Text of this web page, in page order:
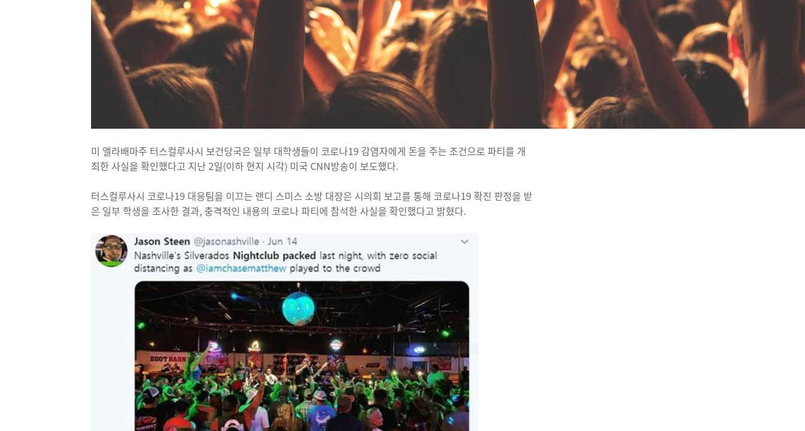
미 앨라배마주 터스컬루사시 보건당국은 일부 대학생들이 코로나19 감염자에게 돈을 주는 조건으로 파티를 개
최한 사실을 확인했다고 지난 2일(이하 현지 시각) 미국 CNN방송이 보도했다.
터스컬루사시 코로나19 대응팀을 이끄는 랜디 스미스 소방 대장은 시의회 보고를 통해 코로나19 확진 판정을 받
은 일부 학생을 조사한 결과, 충격적인 내용의 코로나 파티에 참석한 사실을 확인했다고 밝혔다.